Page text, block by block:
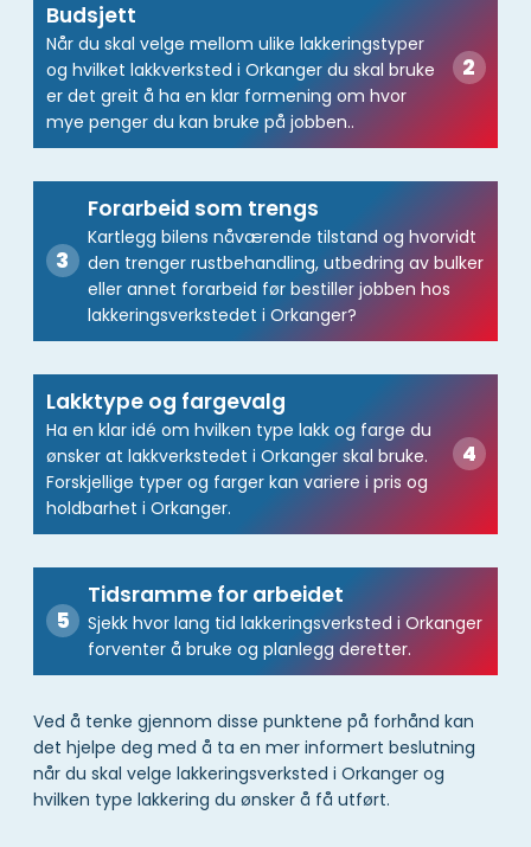
Budsjett
Når du skal velge mellom ulike lakkeringstyper
og hvilket lakkverksted i Orkanger du skal bruke
er det greit å ha en klar formening om hvor
mye penger du kan bruke på jobben..
Forarbeid som trengs
Kartlegg bilens nåværende tilstand og hvorvidt
den trenger rustbehandling, utbedring av bulker
eller annet forarbeid før bestiller jobben hos
lakkeringsverkstedet i Orkanger?
Lakktype og fargevalg
Ha en klar idé om hvilken type lakk og farge du
ønsker at lakkverkstedet i Orkanger skal bruke.
Forskjellige typer og farger kan variere i pris og
holdbarhet i Orkanger.
Tidsramme for arbeidet
Sjekk hvor lang tid lakkeringsverksted i Orkanger
forventer å bruke og planlegg deretter.
Ved å tenke gjennom disse punktene på forhånd kan
det hjelpe deg med å ta en mer informert beslutning
når du skal velge lakkeringsverksted i Orkanger og
hvilken type lakkering du ønsker å få utført.